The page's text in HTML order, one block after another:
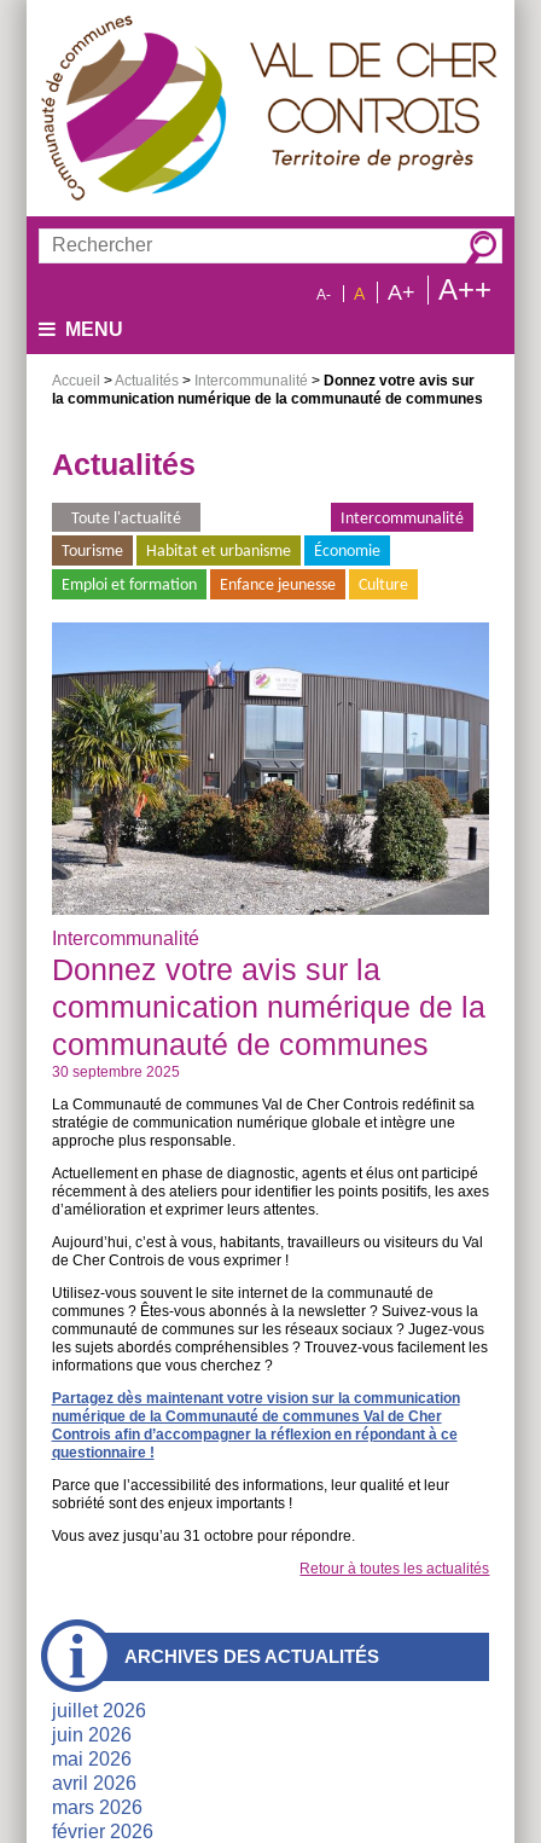
menu
contenu
recherche
Rechercher :
A- A A+ A++
MENU
Accueil >Actualités> Intercommunalité > Donnez votre avis sur
la communication numérique de la communauté de communes
Actualités
Toute l'actualité
Intercommunalité
Tourisme
Habitat et urbanisme
Économie
Emploi et formation
Enfance jeunesse Culture
Intercommunalité
Donnez votre avis sur la
communication numérique de la
communauté de communes
30 septembre 2025
La Communauté de communes Val de Cher Controis redéfinit sa
stratégie de communication numérique globale et intègre une
approche plus responsable.
Actuellement en phase de diagnostic, agents et élus ont participé
récemment à des ateliers pour identifier les points positifs, les axes
d’amélioration et exprimer leurs attentes.
Aujourd’hui, c’est à vous, habitants, travailleurs ou visiteurs du Val
de Cher Controis de vous exprimer !
Utilisez-vous souvent le site internet de la communauté de
communes ? Êtes-vous abonnés à la newsletter ? Suivez-vous la
communauté de communes sur les réseaux sociaux ? Jugez-vous
les sujets abordés compréhensibles ? Trouvez-vous facilement les
informations que vous cherchez ?
Partagez dès maintenant votre vision sur la communication
numérique de la Communauté de communes Val de Cher
Controis afin d’accompagner la réflexion en répondant à ce
questionnaire !
Parce que l’accessibilité des informations, leur qualité et leur
sobriété sont des enjeux importants !
Vous avez jusqu’au 31 octobre pour répondre.
Retour à toutes les actualités
À
côtés
ARCHIVES DES ACTUALITÉS
juillet 2026
juin 2026
mai 2026
avril 2026
mars 2026
février 2026